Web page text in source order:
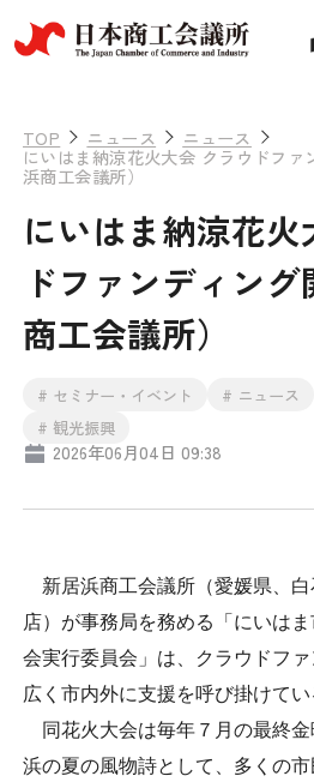
経営相談
ビジネス交流
海外ビジネス・貿
情報提供・広報
会頭コメント
調査・研究
組織概要
役員紹介
日商のあゆみ
TOP ニュース ニュース
にいはま納涼花火大会 クラウドファ
浜商工会議所）
にいはま納涼花火
ドファンディン
商工会議所）
# セミナー・イベント # ニュース
# 観光振興
2026年06月04日 09:38
新居浜商工会議所（愛媛県、
店）が事務局を務める「にいは
会実行委員会」は、クラウドファ
広く市内外に支援を呼び掛けてい
同花火大会は毎年７月の最終
浜の夏の風物詩として、多くの